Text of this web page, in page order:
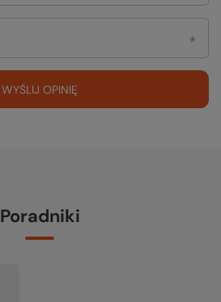
WYŚLIJ OPINIĘ
Poradniki